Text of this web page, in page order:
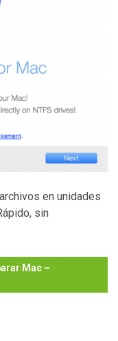
en unidades
sin
Mac –